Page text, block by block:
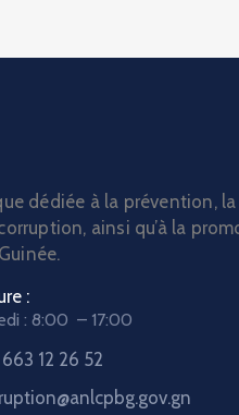
dédiée à la prévention,
ainsi qu’à la
:
: 8:00 – 17:00
12 26 52